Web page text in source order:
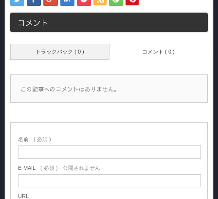
コメント
トラックバック ( 0 ) コメント ( 0 )
この記事へのコメントはありません。
名前 ( 必須 )
E-MAIL ( 必須 ) - 公開されません -
URL